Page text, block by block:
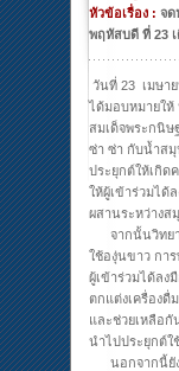
หัวข้อเรื่อง : จด
พฤหัสบดี ที่ 23
วันที่ 23 เมษา
ได้มอบหมายให้
สมเด็จพระกนิษ
ซ่า ซ่า กับน้ำสมุ
ประยุกต์ให้เกิด
ให้ผู้เข้าร่วมได้
ผสานระหว่างส
จากนั้นวิทยาก
ใช้องุ่นขาว กา
ผู้เข้าร่วมได้ลง
ตกแต่งเครื่องดื่
และช่วยเหลือกั
นำไปประยุกต์ใ
นอกจากนี้ยังช่